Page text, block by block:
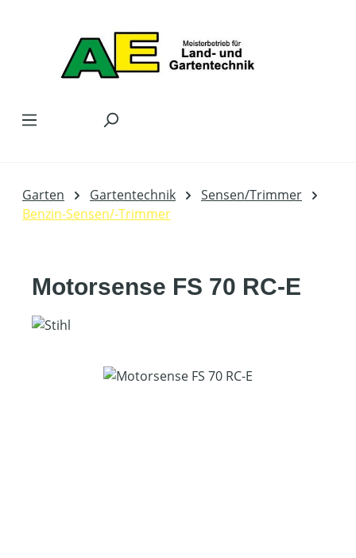
Garten Gartentechnik
Sensen/Trimmer
Benzin-Sensen/-Trimmer
Motorsense FS 70 RC-E
Bildergalerie überspringen